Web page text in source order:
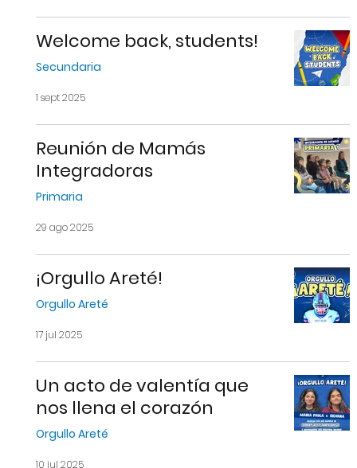
Welcome back, students!
Secundaria
1 sept 2025
Reunión de Mamás
Integradoras
Primaria
29 ago 2025
¡Orgullo Areté!
Orgullo Areté
17 jul 2025
Un acto de valentía que
nos llena el corazón
Orgullo Areté
10 jul 2025